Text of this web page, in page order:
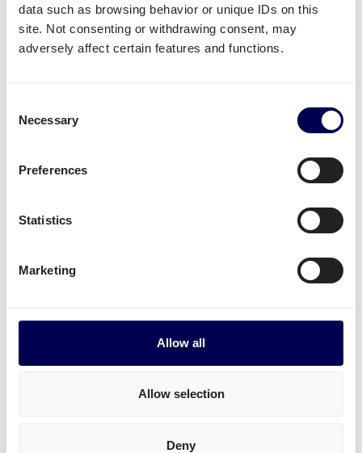
data such as browsing behavior or unique IDs on this
site. Not consenting or withdrawing consent, may
adversely affect certain features and functions.
Selection
Necessary
Preferences
Statistics
Marketing
Allow all
Allow selection
Deny
Zalando LageroderBol.com.
Nicht verfügbare Dienstleistungen
von Deutschland nach Frankreich
ist aktuell nicht möglich.
Gefahrguttransport
werden für diese Route nicht
Transitzeiten für Palettenversand von DE nach